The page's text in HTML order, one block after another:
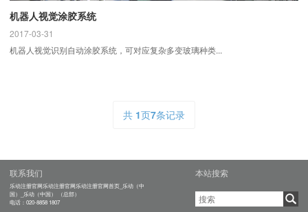
机器人视觉涂胶系统
2017-03-31
机器人视觉识别自动涂胶系统，可对应复杂多变玻璃种类...
共 1页7条记录
本站搜索
联系我们
乐动注册官网乐动注册官网乐动注册官网首页_乐动（中
国）_乐动（中国） （总部）
电话：020-8858 1807